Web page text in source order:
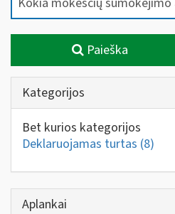
Paieška
Kategorijos
Bet kurios kategorijos
Deklaruojamas turtas (8)
Aplankai